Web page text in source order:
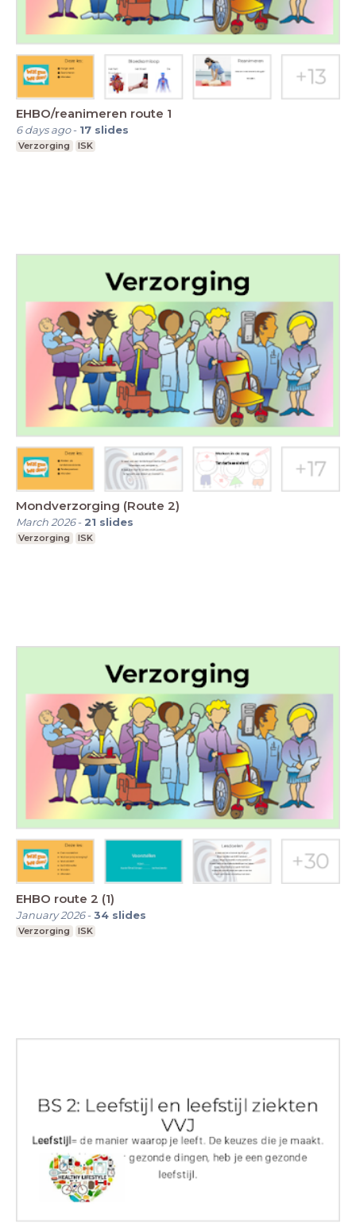
EHBO/reanimeren route 1
6 days ago- 17 slides
Verzorging ISK
Mondverzorging (Route 2)
March 2026- 21 slides
Verzorging ISK
EHBO route 2 (1)
January 2026-34 slides
Verzorging ISK